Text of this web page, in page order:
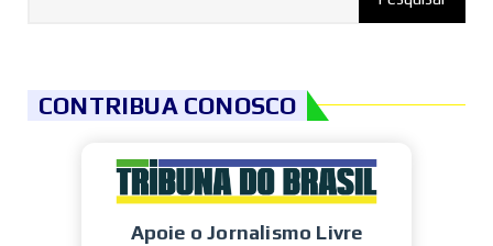
CONTRIBUA CONOSCO
Apoie o Jornalismo Livre